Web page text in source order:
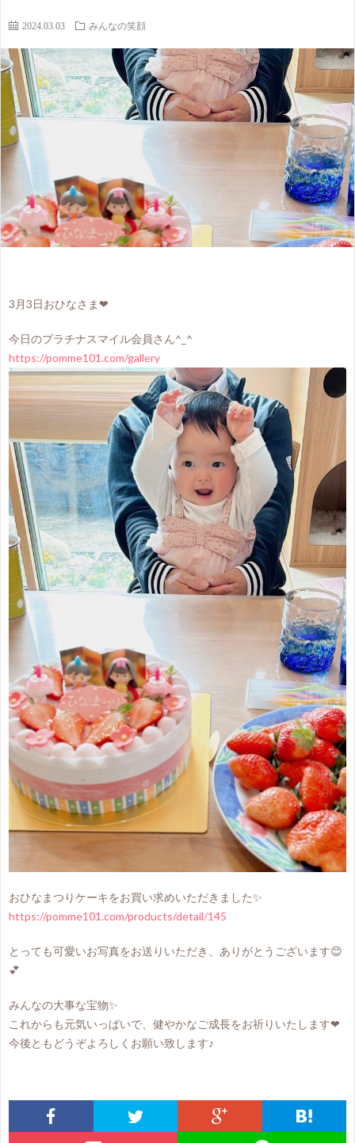
2024.03.03 みんなの笑顔
3月3日おひなさま❤
今日のプラチナスマイル会員さん^⁠_⁠^
https://pomme101.com/gallery
おひなまつりケーキをお買い求めいただきました✨
https://pomme101.com/products/detail/145
とっても可愛いお写真をお送りいただき、ありがとうございます😊
💕
みんなの大事な宝物✨
これからも元気いっぱいで、健やかなご成長をお祈りいたします❤
今後ともどうぞよろしくお願い致します♪